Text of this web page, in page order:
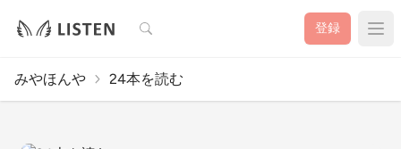
検索 登録
みやほんや 24本を読む